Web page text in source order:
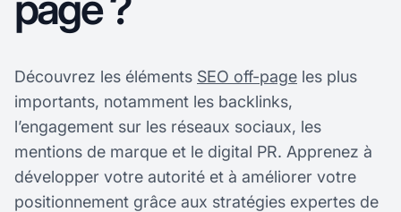
Découvrez les éléments SEO off-page les plus
importants, notamment les backlinks,
l’engagement sur les réseaux sociaux, les
mentions de marque et le digital PR. Apprenez à
développer votre autorité et à améliorer votre
positionnement grâce aux stratégies expertes de